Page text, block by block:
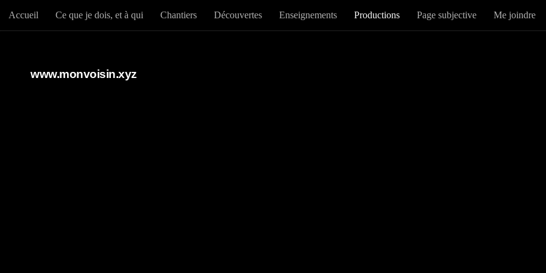
Au dessous du contenu
Accueil Ce que je dois, et à qui Chantiers Découvertes Enseignements Productions Page subjective Me joindre
www.monvoisin.xyz